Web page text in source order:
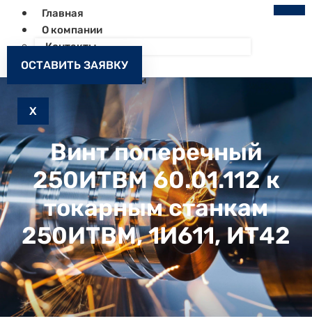
Главная
О компании
Контакты
Как заказать
Запчасти к станкам
X
ОСТАВИТЬ ЗАЯВКУ
Винт поперечный
250ИТВМ 60.01.112 к
токарным станкам
250ИТВМ, 1И611, ИТ42